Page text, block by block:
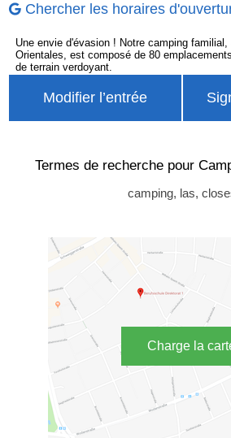
Chercher les horaires
Une envie d'évasion ! Notre camping
Orientales, est composé de 80
de terrain verdoyant.
Modifier l’entrée
Termes de recherche pour
camping, las,
Charge la